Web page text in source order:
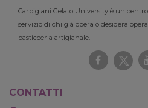
Carpigiani Gelato University è un
servizio di chi già opera o desidera
pasticceria artigianale.
CONTATTI